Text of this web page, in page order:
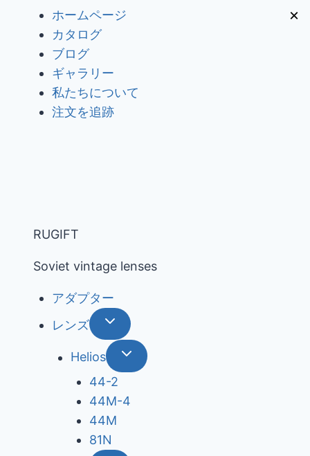
ホームページ
カタログ
ブログ
ギャラリー
私たちについて
注文を追跡
RUGIFT
Soviet vintage lenses
アダプター
レンズ
Helios
44-2
44М-4
44М
81N
×